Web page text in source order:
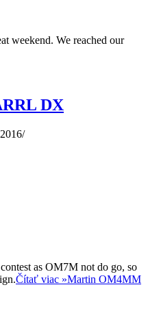
weekend. We reached our
DX
as OM7M not do go, so
Čítať viac »Martin OM4MM